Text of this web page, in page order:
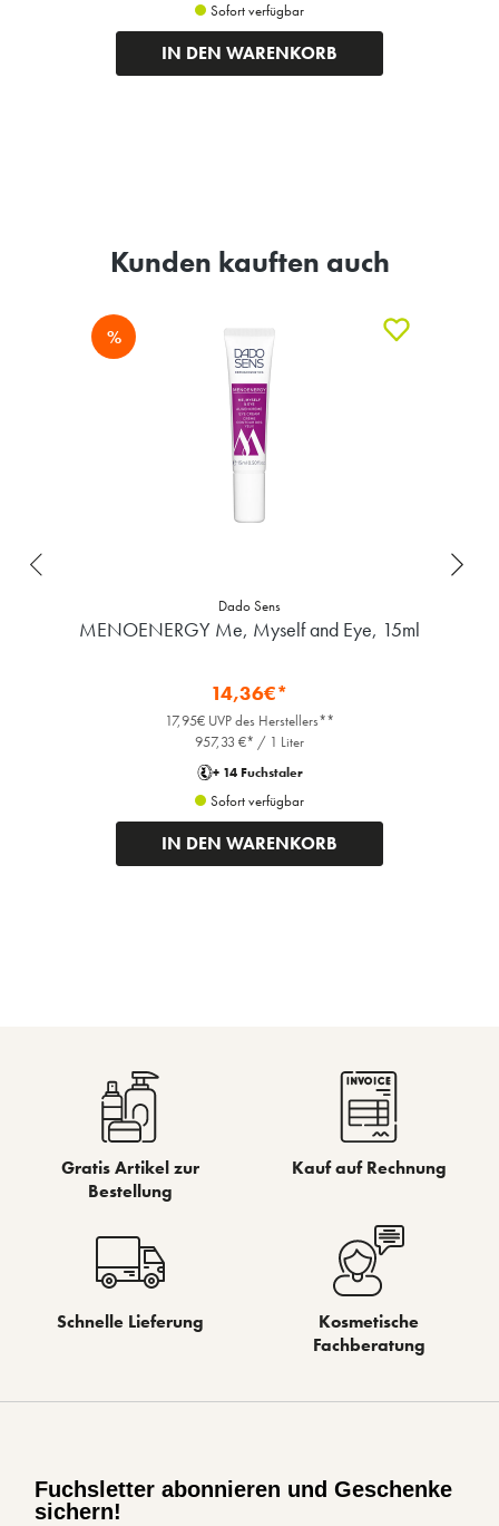
Sofort verfügbar
IN DEN WARENKORB
Kunden kauften auch
%
Dado Sens
MENOENERGY Me, Myself and Eye, 15ml
14,36€*
17,95€ UVP des Herstellers**
957,33 €* / 1 Liter
+ 14 Fuchstaler
Sofort verfügbar
IN DEN WARENKORB
Gratis Artikel zur
Bestellung
Kauf auf Rechnung
Schnelle Lieferung
Kosmetische
Fachberatung
Fuchsletter abonnieren und Geschenke
sichern!